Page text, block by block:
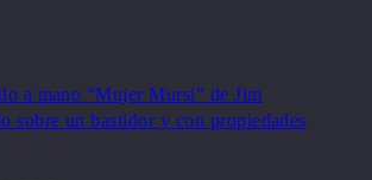
a mano “Mujer Mursi” de Jim
sobre un bastidor y con propiedades